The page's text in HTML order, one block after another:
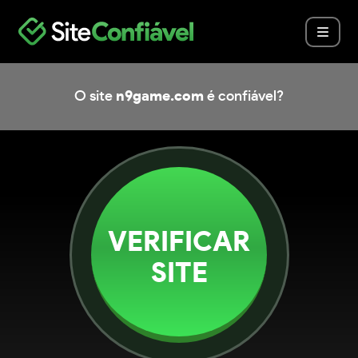
O site n9game.com é confiável?
VERIFICAR
SITE